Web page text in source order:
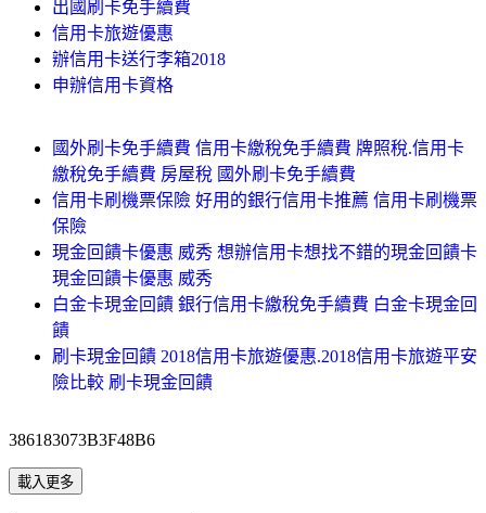
出國刷卡免手續費
信用卡旅遊優惠
辦信用卡送行李箱2018
申辦信用卡資格
國外刷卡免手續費 信用卡繳稅免手續費 牌照稅.信用卡
繳稅免手續費 房屋稅 國外刷卡免手續費
信用卡刷機票保險 好用的銀行信用卡推薦 信用卡刷機票
保險
現金回饋卡優惠 威秀 想辦信用卡想找不錯的現金回饋卡
現金回饋卡優惠 威秀
白金卡現金回饋 銀行信用卡繳稅免手續費 白金卡現金回
饋
刷卡現金回饋 2018信用卡旅遊優惠.2018信用卡旅遊平安
險比較 刷卡現金回饋
386183073B3F48B6
載入更多